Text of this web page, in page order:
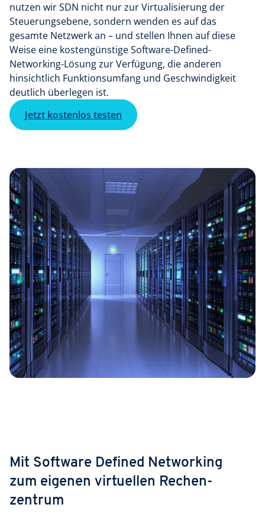
nutzen wir SDN nicht nur zur Virtualisierung der
Steuerungsebene, sondern wenden es auf das
gesamte Netzwerk an – und stellen Ihnen auf diese
Weise eine kostengünstige Software-Defined-
Networking-Lösung zur Verfügung, die anderen
hinsichtlich Funktionsumfang und Geschwindigkeit
deutlich überlegen ist.
Jetzt kostenlos testen
Mit Software Defined Networking
zum eigenen virtuellen Rechen­
zentrum